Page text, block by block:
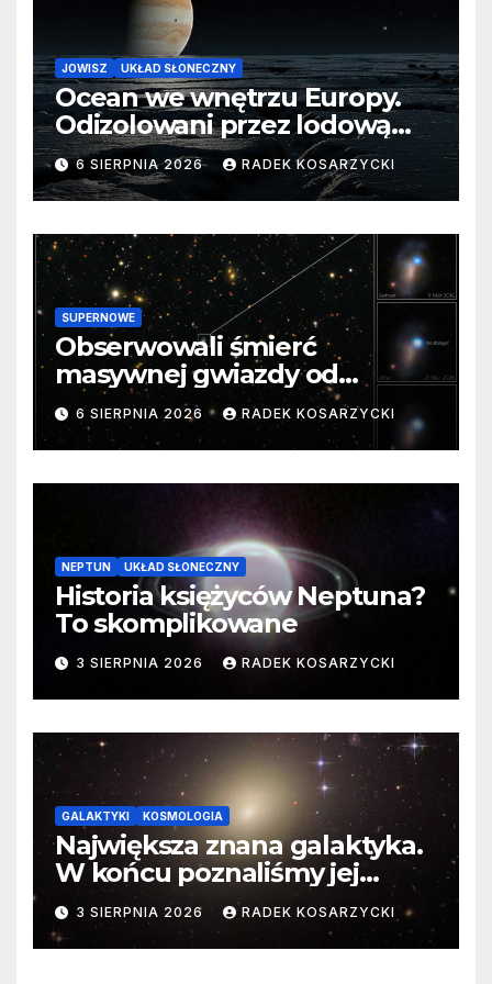
JOWISZ UKŁAD SŁONECZNY
Ocean we wnętrzu Europy.
Odizolowani przez lodową
barierę
6 SIERPNIA 2026 RADEK KOSARZYCKI
SUPERNOWE
Obserwowali śmierć
masywnej gwiazdy od
samego początku. Niezwykle
cenne dane
6 SIERPNIA 2026 RADEK KOSARZYCKI
NEPTUN UKŁAD SŁONECZNY
Historia księżyców Neptuna?
To skomplikowane
3 SIERPNIA 2026 RADEK KOSARZYCKI
GALAKTYKI KOSMOLOGIA
Największa znana galaktyka.
W końcu poznaliśmy jej
faktyczne wymiary
3 SIERPNIA 2026 RADEK KOSARZYCKI